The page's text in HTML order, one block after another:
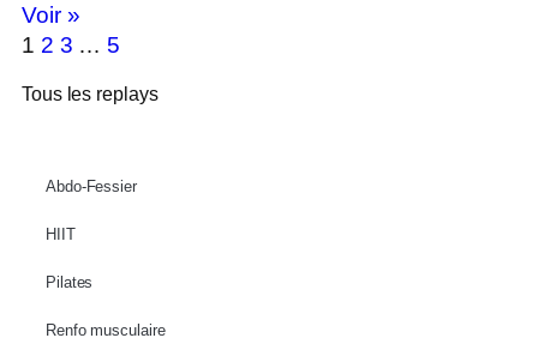
Voir »
1 2 3 … 5
Tous les replays
Abdo-Fessier
HIIT
Pilates
Renfo musculaire